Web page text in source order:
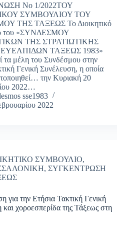
Νο 1/2022ΤΟΥ
ΣΥΜΒΟΥΛΙΟΥ ΤΟΥ
ΤΗΣ ΤΑΞΕΩΣ Το Διοικητικό
του «ΣΥΝΔΕΣΜΟΥ
ΤΗΣ ΣΤΡΑΤΙΩΤΙΚΗΣ
ΤΑΞΕΩΣ 1983»
τα μέλη του Συνδέσμου στην
Γενική Συνέλευση, η οποία
την Κυριακή 20
2022…
sse1983
2022
ΣΥΜΒΟΥΛΙΟ,
,ΣΥΓΚΕΝΤΡΩΣΗ
για την Ετήσια Τακτική Γενική
και χοροεσπερίδα της Τάξεως στη